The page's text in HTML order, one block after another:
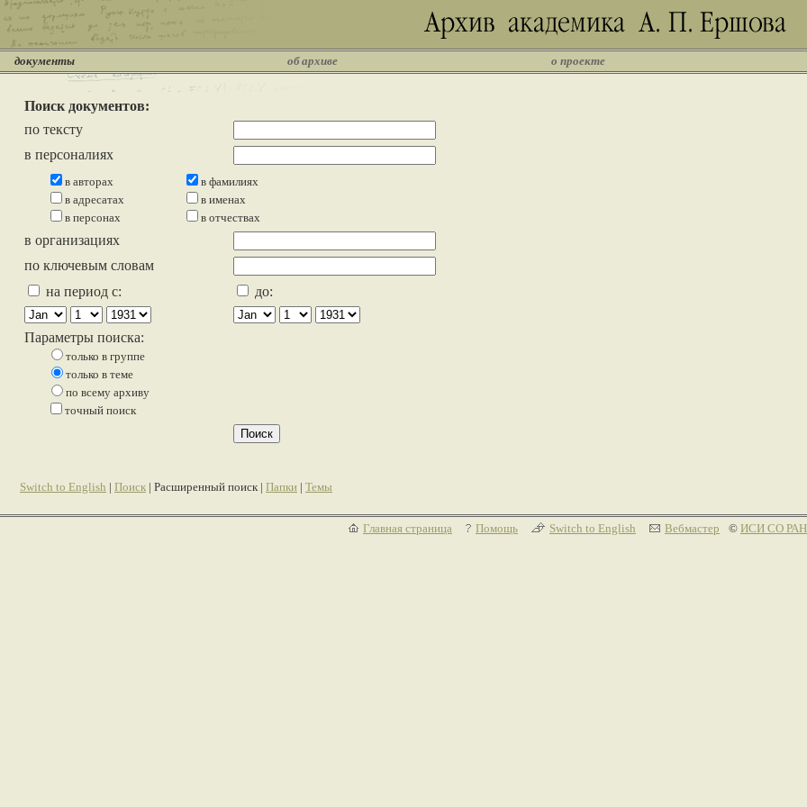
документы об архиве о проекте
Поиск документов:
по тексту
в персоналиях
в авторах
в адресатах
в персонах
в фамилиях
в именах
в отчествах
в организациях
по ключевым словам
на период с:
до:
Параметры поиска:
только в группе
только в теме
по всему архиву
точный поиск
Switch to English | Поиск | Расширенный поиск | Папки | Темы
Главная страница Помощь Switch to English Вебмастер © ИСИ СО РАН